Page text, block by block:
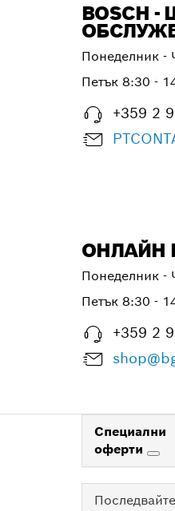
BOSCH
Понеделник -
Петък 8:30 -
+359 2
ОНЛАЙН
Понеделник -
Петък 8:30 -
+359 2
Специални
оферти